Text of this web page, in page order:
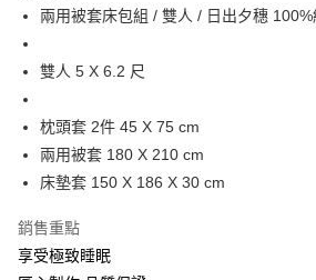
街口支付
全盈+PAY
每筆NT$150，滿NT$1,599(含以上)免運費
兩用被套床包組 / 雙人 / 日出夕穗
雙人 5 X 6.2 尺
枕頭套 2件 45 X 75 cm
兩用被套 180 X 210 cm
床墊套 150 X 186 X 30 cm
銷售重點
享受極致睡眠